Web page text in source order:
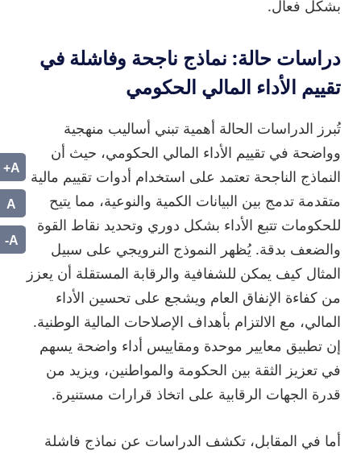
بشكل فعال.
دراسات حالة: نماذج ناجحة وفاشلة في
تقييم الأداء المالي الحكومي
تُبرز الدراسات الحالة أهمية تبني أساليب منهجية
وواضحة في تقييم الأداء المالي الحكومي، حيث أن
النماذج الناجحة تعتمد على استخدام أدوات تقييم مالية
متقدمة تدمج بين البيانات الكمية والنوعية، مما يتيح
للحكومات تتبع الأداء بشكل دوري وتحديد نقاط القوة
والضعف بدقة. يُظهر النموذج النرويجي على سبيل
المثال كيف يمكن للشفافية والرقابة المستقلة أن يعزز
من كفاءة الإنفاق العام ويشجع على تحسين الأداء
المالي، مع الالتزام بأهداف الإصلاحات المالية الوطنية.
إن تطبيق معايير موحدة ومقاييس أداء واضحة يسهم
في تعزيز الثقة بين الحكومة والمواطنين، ويزيد من
قدرة الجهات الرقابية على اتخاذ قرارات مستنيرة.
أما في المقابل، تكشف الدراسات عن نماذج فاشلة
A+
A
A-